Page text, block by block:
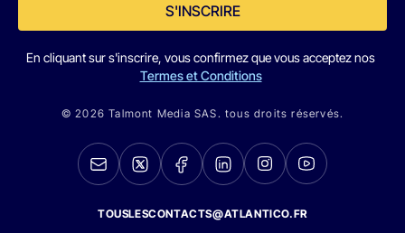
S'INSCRIRE
En cliquant sur s'inscrire, vous confirmez que vous acceptez nos
Termes et Conditions
© 2026 Talmont Media SAS. tous droits réservés.
TOUSLESCONTACTS@ATLANTICO.FR